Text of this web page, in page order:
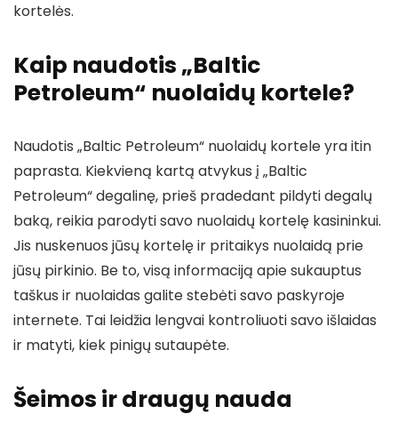
kortelės.
Kaip naudotis „Baltic
Petroleum“ nuolaidų kortele?
Naudotis „Baltic Petroleum“ nuolaidų kortele yra itin
paprasta. Kiekvieną kartą atvykus į „Baltic
Petroleum“ degalinę, prieš pradedant pildyti degalų
baką, reikia parodyti savo nuolaidų kortelę kasininkui.
Jis nuskenuos jūsų kortelę ir pritaikys nuolaidą prie
jūsų pirkinio. Be to, visą informaciją apie sukauptus
taškus ir nuolaidas galite stebėti savo paskyroje
internete. Tai leidžia lengvai kontroliuoti savo išlaidas
ir matyti, kiek pinigų sutaupėte.
Šeimos ir draugų nauda